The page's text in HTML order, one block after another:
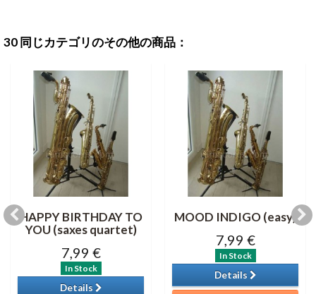
30 同じカテゴリのその他の商品：
HAPPY BIRTHDAY TO
YOU (saxes quartet)
7,99 €
In Stock
Details
MOOD INDIGO (easy)
7,99 €
In Stock
Details